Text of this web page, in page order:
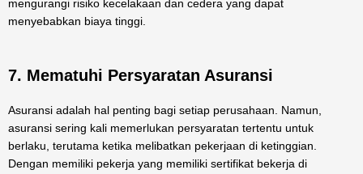
mengurangi risiko kecelakaan dan cedera yang dapat
menyebabkan biaya tinggi.
7. Mematuhi Persyaratan Asuransi
Asuransi adalah hal penting bagi setiap perusahaan. Namun,
asuransi sering kali memerlukan persyaratan tertentu untuk
berlaku, terutama ketika melibatkan pekerjaan di ketinggian.
Dengan memiliki pekerja yang memiliki sertifikat bekerja di